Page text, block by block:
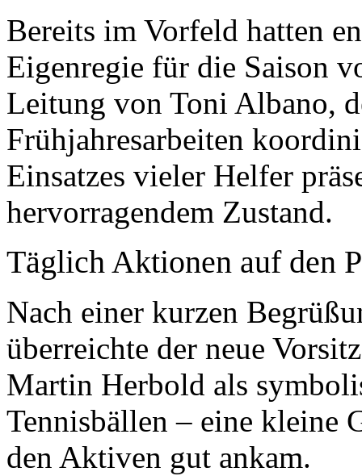
Bereits im Vorfeld hatten
Eigenregie für die Saison
Leitung von Toni Albano,
Frühjahresarbeiten
Einsatzes vieler Helfer
hervorragendem Zustand.
Täglich Aktionen auf den
Nach einer kurzen
überreichte der neue
Martin Herbold als
Tennisbällen – eine kleine
den Aktiven gut ankam.